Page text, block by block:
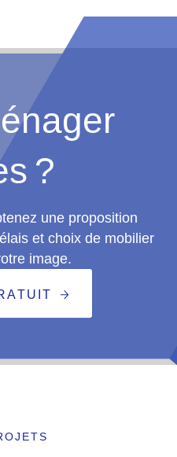
?
une proposition
et choix de mobilier
image.